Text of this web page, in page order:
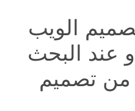
الويب
عند البحث
من تصميم